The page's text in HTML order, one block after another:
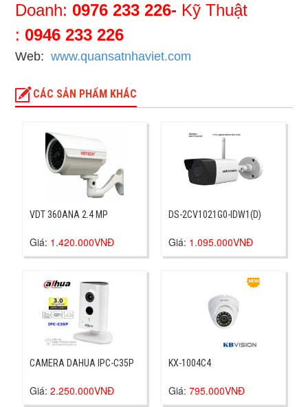
Doanh: 0976 233 226- Kỹ Thuật
: 0946 233 226
Web:www.quansatnhaviet.com
CÁC SẢN PHẨM KHÁC
VDT 360ANA 2.4 MP
Giá: 1.420.000VNĐ
DS-2CV1021G0-IDW1(D)
Giá: 1.095.000VNĐ
CAMERA DAHUA IPC-C35P
Giá:2.250.000VNĐ
KX-1004C4
Giá: 795.000VNĐ